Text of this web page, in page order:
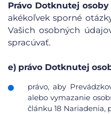
Právo Dotknutej
akékoľvek sporné
Vašich osobných
spracúvať.
e) právo Dotknutej
právo, aby
alebo vymazanie
článku 18 Nariadenia,